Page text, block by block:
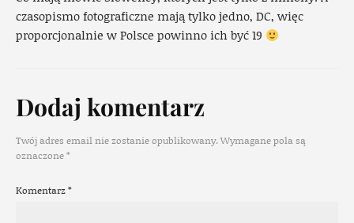
czasopismo fotograficzne mają tylko jedno, DC, więc
proporcjonalnie w Polsce powinno ich być 19
Dodaj komentarz
Twój adres email nie zostanie opublikowany.Wymagane pola są
oznaczone*
Komentarz*